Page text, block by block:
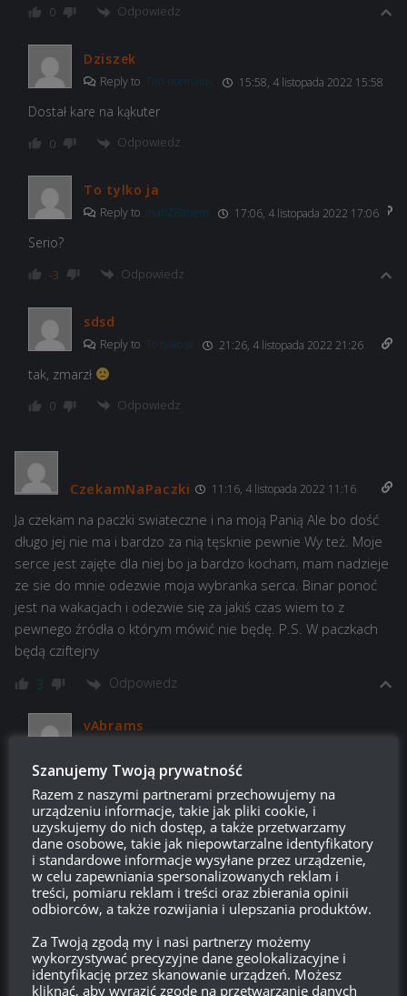
0 Odpowiedz
Dziszek
Reply to Ten normalny 15:58, 4 listopada 2022 15:58
Dostał kare na kąkuter
0 Odpowiedz
To tylko ja
Reply to matiZBanem 17:06, 4 listopada 2022 17:06
Serio?
-3 Odpowiedz
sdsd
Reply to To tylko ja 21:26, 4 listopada 2022 21:26
tak, zmarzł
0 Odpowiedz
CzekamNaPaczki 11:16, 4 listopada 2022 11:16
Ja czekam na paczki swiateczne i na moją Panią Ale bo dość
długo jej nie ma i bardzo za nią tęsknie pewnie Wy też. Moje
serce jest zajęte dla niej bo ja bardzo kocham, mam nadzieje
ze sie do mnie odezwie moja wybranka serca. Binar ponoć
jest na wakacjach i odezwie się za jakiś czas wiem to z
pewnego źródła o którym mówić nie będę. P.S. W paczkach
będą cziftejny
3 Odpowiedz
vAbrams
16:47, 4 listopada 2022 16:47
tak
0 Odpowiedz
Ten normalny 09:16, 4 listopada 2022 09:16
Upadek rykoszetu będzie największą przyczyną upadku Wota
zobaczycie
Szanujemy Twoją prywatność
Razem z naszymi partnerami przechowujemy na
urządzeniu informacje, takie jak pliki cookie, i
uzyskujemy do nich dostęp, a także przetwarzamy
dane osobowe, takie jak niepowtarzalne identyfikatory
i standardowe informacje wysyłane przez urządzenie,
w celu zapewniania spersonalizowanych reklam i
treści, pomiaru reklam i treści oraz zbierania opinii
odbiorców, a także rozwijania i ulepszania produktów.
Za Twoją zgodą my i nasi partnerzy możemy
wykorzystywać precyzyjne dane geolokalizacyjne i
identyfikację przez skanowanie urządzeń. Możesz
kliknąć, aby wyrazić zgodę na przetwarzanie danych